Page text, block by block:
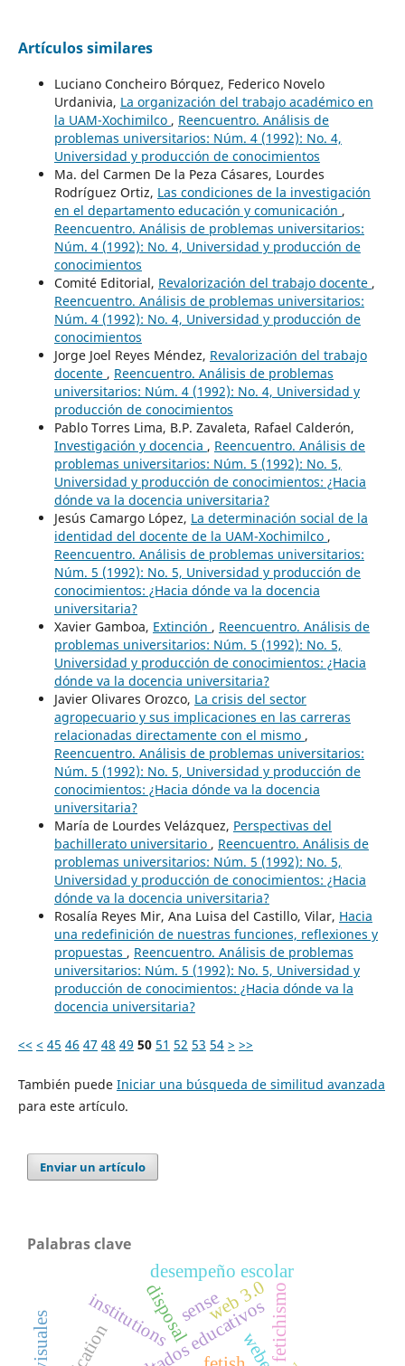
Artículos similares
Luciano Concheiro Bórquez, Federico Novelo
Urdanivia, La organización del trabajo académico en
la UAM-Xochimilco , Reencuentro. Análisis de
problemas universitarios: Núm. 4 (1992): No. 4,
Universidad y producción de conocimientos
Ma. del Carmen De la Peza Cásares, Lourdes
Rodríguez Ortiz, Las condiciones de la investigación
en el departamento educación y comunicación ,
Reencuentro. Análisis de problemas universitarios:
Núm. 4 (1992): No. 4, Universidad y producción de
conocimientos
Comité Editorial, Revalorización del trabajo docente ,
Reencuentro. Análisis de problemas universitarios:
Núm. 4 (1992): No. 4, Universidad y producción de
conocimientos
Jorge Joel Reyes Méndez, Revalorización del trabajo
docente , Reencuentro. Análisis de problemas
universitarios: Núm. 4 (1992): No. 4, Universidad y
producción de conocimientos
Pablo Torres Lima, B.P. Zavaleta, Rafael Calderón,
Investigación y docencia , Reencuentro. Análisis de
problemas universitarios: Núm. 5 (1992): No. 5,
Universidad y producción de conocimientos: ¿Hacia
dónde va la docencia universitaria?
Jesús Camargo López, La determinación social de la
identidad del docente de la UAM-Xochimilco ,
Reencuentro. Análisis de problemas universitarios:
Núm. 5 (1992): No. 5, Universidad y producción de
conocimientos: ¿Hacia dónde va la docencia
universitaria?
Xavier Gamboa, Extinción , Reencuentro. Análisis de
problemas universitarios: Núm. 5 (1992): No. 5,
Universidad y producción de conocimientos: ¿Hacia
dónde va la docencia universitaria?
Javier Olivares Orozco, La crisis del sector
agropecuario y sus implicaciones en las carreras
relacionadas directamente con el mismo ,
Reencuentro. Análisis de problemas universitarios:
Núm. 5 (1992): No. 5, Universidad y producción de
conocimientos: ¿Hacia dónde va la docencia
universitaria?
María de Lourdes Velázquez, Perspectivas del
bachillerato universitario , Reencuentro. Análisis de
problemas universitarios: Núm. 5 (1992): No. 5,
Universidad y producción de conocimientos: ¿Hacia
dónde va la docencia universitaria?
Rosalía Reyes Mir, Ana Luisa del Castillo, Vilar, Hacia
una redefinición de nuestras funciones, reflexiones y
propuestas , Reencuentro. Análisis de problemas
universitarios: Núm. 5 (1992): No. 5, Universidad y
producción de conocimientos: ¿Hacia dónde va la
docencia universitaria?
<< < 45 46 47 48 49 50 51 52 53 54 > >>
También puede Iniciar una búsqueda de similitud avanzada
para este artículo.
Enviar un artículo
Palabras clave
fetichismo
resultados educativos
desempeño escolar
weber
institutions
disposal web 3.0
sense